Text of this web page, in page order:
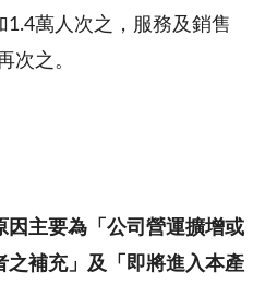
1.4萬人次之，服務及銷售
次之。
因主要為 「公司營運擴增或
之補充」及「即將進入本產